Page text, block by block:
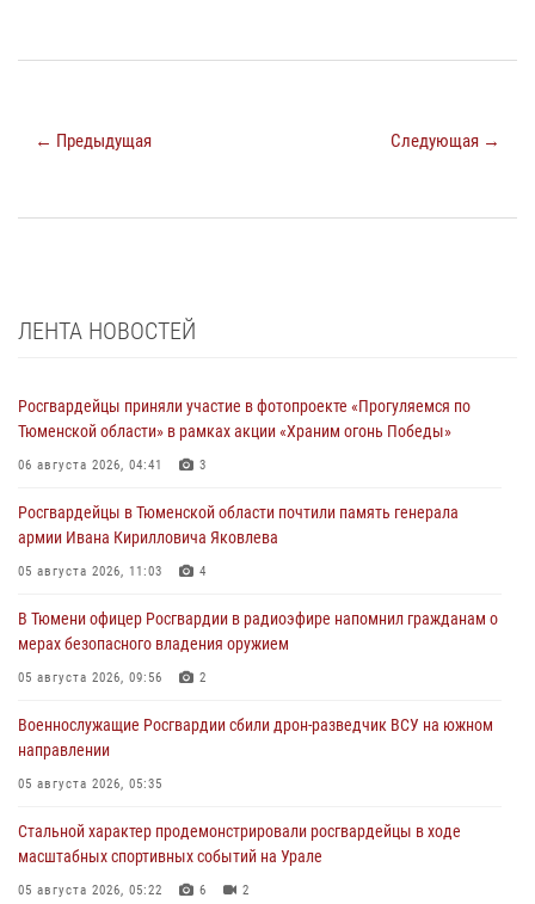
← Предыдущая Следующая →
ЛЕНТА НОВОСТЕЙ
Росгвардейцы приняли участие в фотопроекте «Прогуляемся по
Тюменской области» в рамках акции «Храним огонь Победы»
06 августа 2026, 04:41 3
Росгвардейцы в Тюменской области почтили память генерала
армии Ивана Кирилловича Яковлева
05 августа 2026, 11:03 4
В Тюмени офицер Росгвардии в радиоэфире напомнил гражданам о
мерах безопасного владения оружием
05 августа 2026, 09:56 2
Военнослужащие Росгвардии сбили дрон-разведчик ВСУ на южном
направлении
05 августа 2026, 05:35
Стальной характер продемонстрировали росгвардейцы в ходе
масштабных спортивных событий на Урале
05 августа 2026, 05:22 6 2